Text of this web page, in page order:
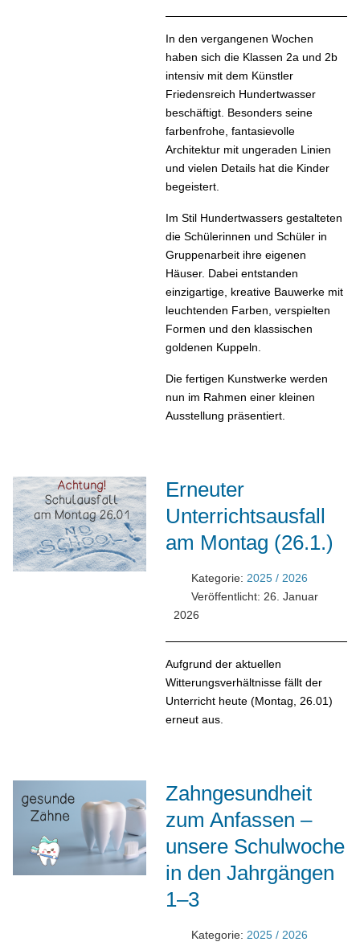
In den vergangenen Wochen
haben sich die Klassen 2a und 2b
intensiv mit dem Künstler
Friedensreich Hundertwasser
beschäftigt. Besonders seine
farbenfrohe, fantasievolle
Architektur mit ungeraden Linien
und vielen Details hat die Kinder
begeistert.
Im Stil Hundertwassers gestalteten
die Schülerinnen und Schüler in
Gruppenarbeit ihre eigenen
Häuser. Dabei entstanden
einzigartige, kreative Bauwerke mit
leuchtenden Farben, verspielten
Formen und den klassischen
goldenen Kuppeln.
Die fertigen Kunstwerke werden
nun im Rahmen einer kleinen
Ausstellung präsentiert.
Erneuter
Unterrichtsausfall
am Montag (26.1.)
Kategorie:2025 / 2026
Veröffentlicht: 26. Januar
2026
Aufgrund der aktuellen
Witterungsverhältnisse fällt der
Unterricht heute (Montag, 26.01)
erneut aus.
Zahngesundheit
zum Anfassen –
unsere Schulwoche
in den Jahrgängen
1–3
Kategorie:2025 / 2026